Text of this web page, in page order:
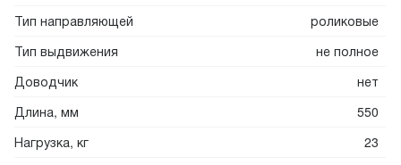
Тип направляющей
роликовые
Тип выдвижения
не полное
Доводчик
нет
Длина, мм
550
Нагрузка, кг
23